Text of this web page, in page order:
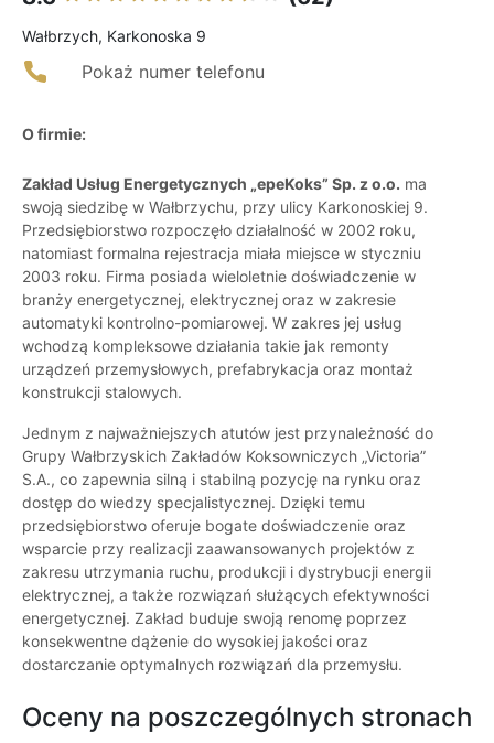
Wałbrzych, Karkonoska 9
Pokaż numer telefonu
O firmie:
Zakład Usług Energetycznych „epeKoks” Sp. z o.o. ma
swoją siedzibę w Wałbrzychu, przy ulicy Karkonoskiej 9.
Przedsiębiorstwo rozpoczęło działalność w 2002 roku,
natomiast formalna rejestracja miała miejsce w styczniu
2003 roku. Firma posiada wieloletnie doświadczenie w
branży energetycznej, elektrycznej oraz w zakresie
automatyki kontrolno-pomiarowej. W zakres jej usług
wchodzą kompleksowe działania takie jak remonty
urządzeń przemysłowych, prefabrykacja oraz montaż
konstrukcji stalowych.
Jednym z najważniejszych atutów jest przynależność do
Grupy Wałbrzyskich Zakładów Koksowniczych „Victoria”
S.A., co zapewnia silną i stabilną pozycję na rynku oraz
dostęp do wiedzy specjalistycznej. Dzięki temu
przedsiębiorstwo oferuje bogate doświadczenie oraz
wsparcie przy realizacji zaawansowanych projektów z
zakresu utrzymania ruchu, produkcji i dystrybucji energii
elektrycznej, a także rozwiązań służących efektywności
energetycznej. Zakład buduje swoją renomę poprzez
konsekwentne dążenie do wysokiej jakości oraz
dostarczanie optymalnych rozwiązań dla przemysłu.
Oceny na poszczególnych stronach